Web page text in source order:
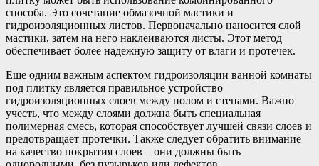
способа. Это сочетание обмазочной мастики и
гидроизоляционных листов. Первоначально наносится слой
мастики, затем на него наклеиваются листы. Этот метод
обеспечивает более надежную защиту от влаги и протечек.
Еще одним важным аспектом гидроизоляции ванной комнаты
под плитку является правильное устройство
гидроизоляционных слоев между полом и стенами. Важно
учесть, что между слоями должна быть специальная
полимерная смесь, которая способствует лучшей связи слоев и
предотвращает протечки. Также следует обратить внимание
на качество покрытия слоев – они должны быть